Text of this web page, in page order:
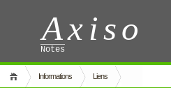
Axiso
Notes
Informations Liens